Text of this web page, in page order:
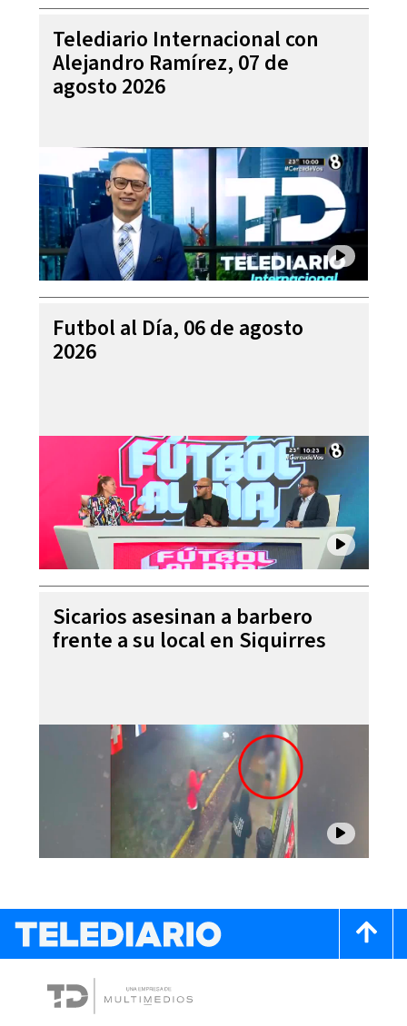
Telediario Internacional con
Alejandro Ramírez, 07 de
agosto 2026
Futbol al Día, 06 de agosto
2026
Sicarios asesinan a barbero
frente a su local en Siquirres